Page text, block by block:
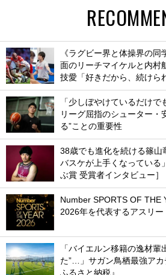
《ラグビー界と体操界の
面のリーチマイケルと内村
技愛「好きだから、続けら
「少しぼやけているだけ
リーグ屈指のシューター・
る”ことの重要性
38歳でも進化を続ける篠山
バスケが上手くなっている
ぶ賞 受賞者インタビュー］
Number SPORTS OF THE
2026年を代表するアスリー
「バイエルン移籍の逸材輩
た”…」サガン鳥栖最強ア
ふるさと納税』